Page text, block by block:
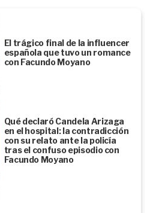
El trágico final de la influencer
española que tuvo un romance
con Facundo Moyano
Qué declaró Candela Arizaga
en el hospital: la contradicción
con su relato ante la policía
tras el confuso episodio con
Facundo Moyano